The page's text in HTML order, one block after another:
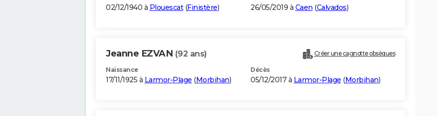
02/12/1940 à Plouescat(Finistère) 26/05/2019 à Caen (Calvados)
Jeanne EZVAN (92 ans) Créer une cagnotte obsèques
Naissance
17/11/1925 à Larmor-Plage (Morbihan)
Décès
05/12/2017 à Larmor-Plage (Morbihan)